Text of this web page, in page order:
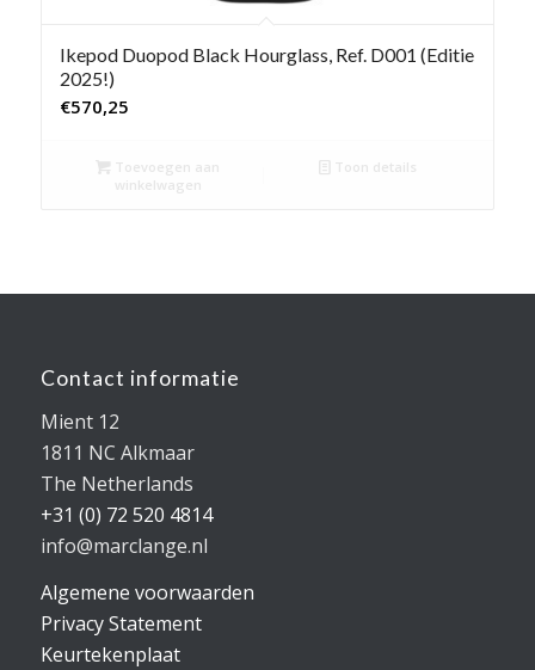
Ikepod Duopod Black Hourglass, Ref. D001 (Editie
2025!)
€570,25
Toevoegen aan
winkelwagen
Toon details
Contact informatie
Mient 12
1811 NC Alkmaar
The Netherlands
+31 (0) 72 520 4814
info@marclange.nl
Algemene voorwaarden
Privacy Statement
Keurtekenplaat